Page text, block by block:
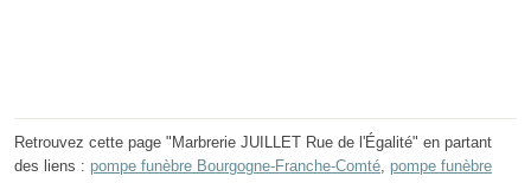
Retrouvez cette page "Marbrerie JUILLET Rue de l'Égalité" en partant
des liens : pompe funèbre Bourgogne-Franche-Comté, pompe funèbre